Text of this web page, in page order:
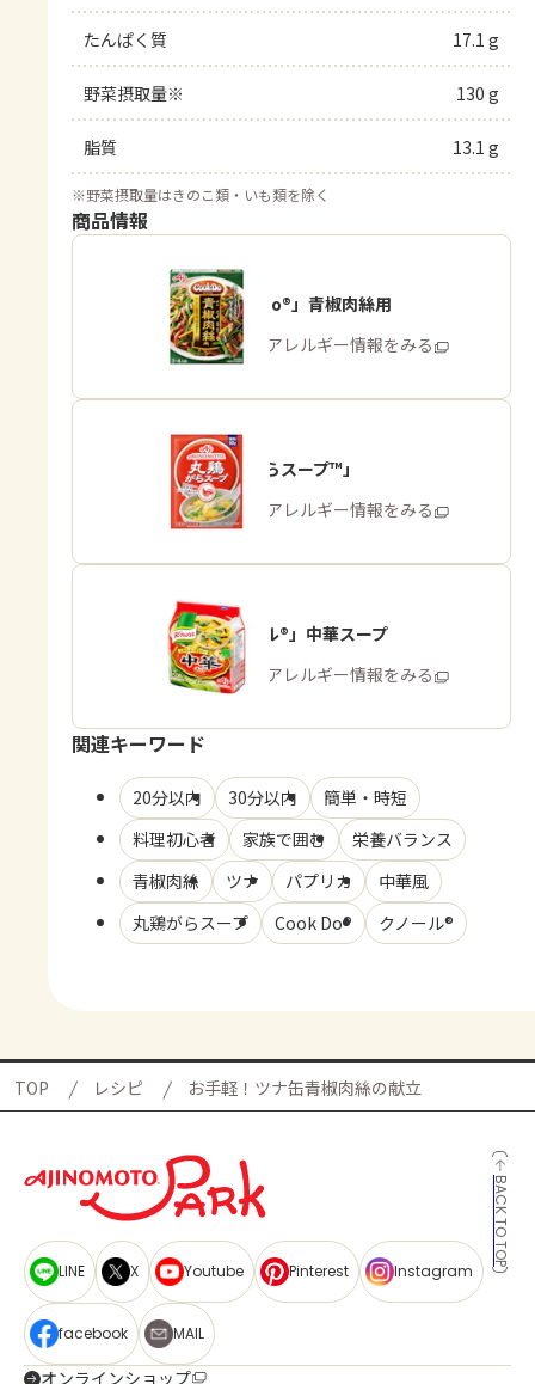
たんぱく質 17.1 g
野菜摂取量※ 130 g
脂質 13.1 g
※野菜摂取量はきのこ類・いも類を除く
商品情報
「Cook Do®」青椒肉絲用
商品・アレルギー情報をみる
「丸鶏がらスープ™」
商品・アレルギー情報をみる
「クノール®」中華スープ
商品・アレルギー情報をみる
関連キーワード
20分以内 30分以内
簡単・時短
料理初心者
家族で囲む
栄養バランス
青椒肉絲
ツナ パプリカ
中華風
丸鶏がらスープ
Cook Do® クノール®
TOP レシピ お手軽！ツナ缶青椒肉絲の献立
BACK TO TOP
LINE X Youtube Pinterest Instagram
facebook MAIL
オンラインショップ